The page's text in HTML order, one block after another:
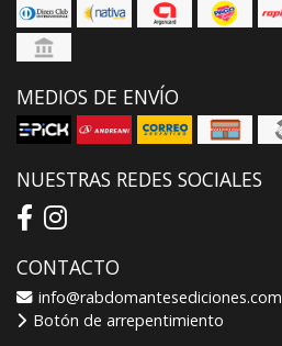
MEDIOS DE ENVÍO
NUESTRAS REDES SOCIALES
CONTACTO
info@rabdomantesediciones.com
Botón de arrepentimiento